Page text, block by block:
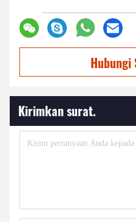
Hubungi
Kirimkan surat.